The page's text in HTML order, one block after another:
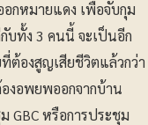
กหมายแดง เพื่อจับกุม
บทั้ง 3 คนนี้ จะเป็นอีก
ต้องสูญเสียชีวิตแล้วกว่า
งอพยพออกจากบ้าน
GBC หรือการประชุม